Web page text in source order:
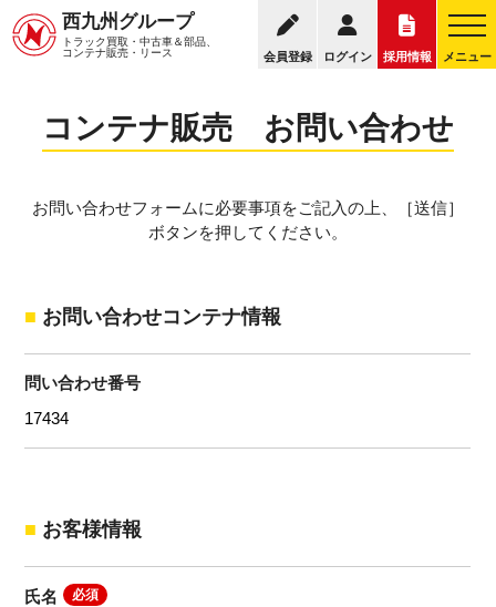
西九州グループ
トラック買取・中古車＆部品、
コンテナ販売・リース
会員登録 ログイン 採用情報 メニュー
コンテナ販売トップ コンテナ販売について 0956-
お電話の受付時
コンテナ販売 お問い合わせ
お問い合わせフォームに必要事項をご記入の上、［送信］
ボタンを押してください。
お問い合わせコンテナ情報
問い合わせ番号
お客様情報
氏名